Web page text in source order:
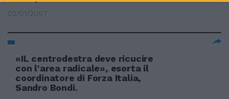
02/01/2007
«IL centrodestra deve ricucire
con l'area radicale», esorta il
coordinatore di Forza Italia,
Sandro Bondi.